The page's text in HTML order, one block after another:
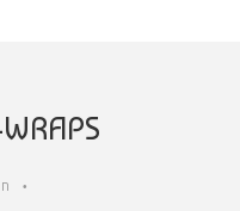
•